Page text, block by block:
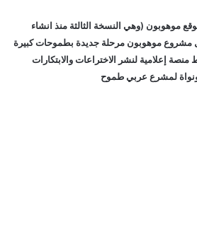
موهوبون (وهي النسخة الثالثة منذ انشاء
العام 2007) يدخل مشروع موهوبون مرحلة جديدة بطموحات كبيرة
إعلامية لنشر الاختراعات والابتكارات
ونواة لمشرع عربي طموح